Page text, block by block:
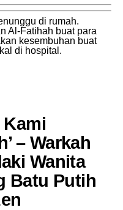
di rumah.
Al-Fatihah buat para
kesembuhan buat
di hospital.
Kami
– Warkah
Wanita
Batu Putih